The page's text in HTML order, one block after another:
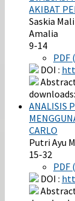
AKIBAT
Saskia
Amalia
9-14
PDF
DOI :
ANALISIS
CARLO
Putri Ayu
15-32
PDF
DOI :